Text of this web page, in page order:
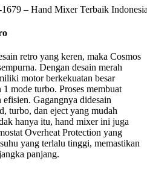
– Hand Mixer Terbaik
retro yang keren, maka Cosmos
Dengan desain merah
motor berkekuatan besar
mode turbo. Proses membuat
Gagangnya didesain
turbo, dan eject yang mudah
hanya itu, hand mixer ini juga
Overheat Protection yang
yang terlalu tinggi, memastikan
panjang.